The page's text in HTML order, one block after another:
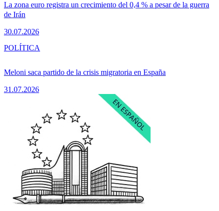
La zona euro registra un crecimiento del 0,4 % a pesar de la guerra
de Irán
30.07.2026
Meloni saca partido de la crisis migratoria en España
31.07.2026
POLÍTICA